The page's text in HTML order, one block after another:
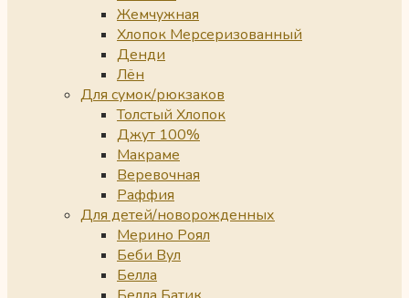
Жемчужная
Хлопок Мерсеризованный
Денди
Лён
Для сумок/рюкзаков
Толстый Хлопок
Джут 100%
Макраме
Веревочная
Раффия
Для детей/новорожденных
Мерино Роял
Беби Вул
Белла